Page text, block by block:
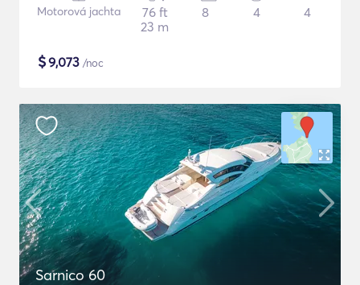
Motorová jachta
76 ft
23 m
8 4 4
$9,073 /noc
Sarnico 60